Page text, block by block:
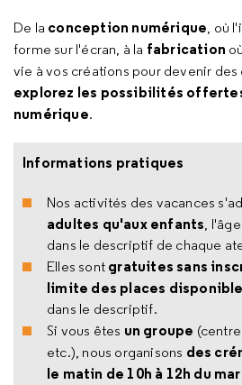
De la conception numérique, où
forme sur l'écran, à la fabrication
vie à vos créations pour devenir
explorez les possibilités
numérique.
Informations pratiques
Nos activités des vacances
adultes qu'aux enfants,
dans le descriptif de chaque
Elles sont gratuites sans
limite des places
dans le descriptif.
Si vous êtes un groupe
etc.), nous organisons des
le matin de 10h à 12h du